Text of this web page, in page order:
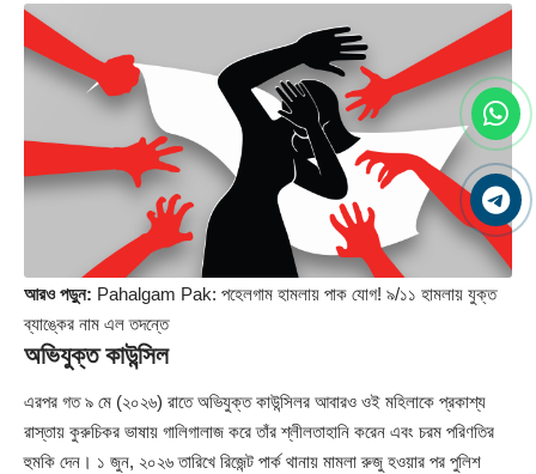
আরও পড়ুন: Pahalgam Pak: পহেলগাম হামলায় পাক যোগ! ৯/১১ হামলায় যুক্ত
ব্যাঙ্কের নাম এল তদন্তে
অভিযুক্ত কাউন্সিল
এরপর গত ৯ মে (২০২৬) রাতে অভিযুক্ত কাউন্সিলর আবারও ওই মহিলাকে প্রকাশ্য
রাস্তায় কুরুচিকর ভাষায় গালিগালাজ করে তাঁর শ্লীলতাহানি করেন এবং চরম পরিণতির
হুমকি দেন। ১ জুন, ২০২৬ তারিখে রিজেন্ট পার্ক থানায় মামলা রুজু হওয়ার পর পুলিশ